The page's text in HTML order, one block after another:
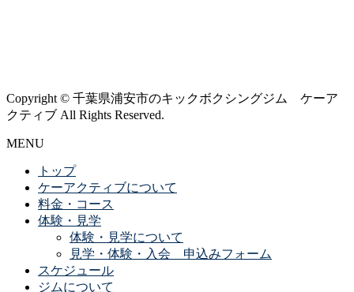
Copyright © 千葉県浦安市のキックボクシングジム ケーア
クティブ All Rights Reserved.
MENU
トップ
ケーアクティブについて
料金・コース
体験・見学
体験・見学について
見学・体験・入会 申込みフォーム
スケジュール
ジムについて